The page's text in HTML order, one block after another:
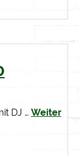
DJ … Weiter